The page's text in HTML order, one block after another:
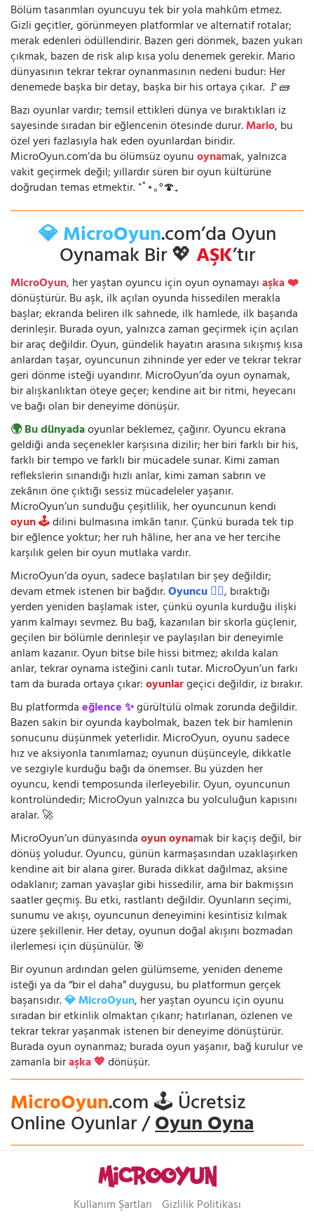
Bölüm tasarımları oyuncuyu tek bir yola mahkûm etmez.
Gizli geçitler, görünmeyen platformlar ve alternatif rotalar;
merak edenleri ödüllendirir. Bazen geri dönmek, bazen yukarı
çıkmak, bazen de risk alıp kısa yolu denemek gerekir. Mario
dünyasının tekrar tekrar oynanmasının nedeni budur: Her
denemede başka bir detay, başka bir his ortaya çıkar. 🚩🧱
Bazı oyunlar vardır; temsil ettikleri dünya ve bıraktıkları iz
sayesinde sıradan bir eğlencenin ötesinde durur.Mario, bu
özel yeri fazlasıyla hak eden oyunlardan biridir.
MicroOyun.com’da bu ölümsüz oyunuoynamak, yalnızca
vakit geçirmek değil; yıllardır süren bir oyun kültürüne
doğrudan temas etmektir. ⁺˚⋆｡°🍄₊
💎 MicroOyun.com’da Oyun
Oynamak Bir 💖AŞK’tır
MicroOyun, her yaştan oyuncu için oyun oynamayıaşka ❤️
dönüştürür. Bu aşk, ilk açılan oyunda hissedilen merakla
başlar; ekranda beliren ilk sahnede, ilk hamlede, ilk başarıda
derinleşir. Burada oyun, yalnızca zaman geçirmek için açılan
bir araç değildir. Oyun, gündelik hayatın arasına sıkışmış kısa
anlardan taşar, oyuncunun zihninde yer eder ve tekrar tekrar
geri dönme isteği uyandırır. MicroOyun’da oyun oynamak,
bir alışkanlıktan öteye geçer; kendine ait bir ritmi, heyecanı
ve bağı olan bir deneyime dönüşür.
🌍 Bu dünyadaoyunlar beklemez, çağırır. Oyuncu ekrana
geldiği anda seçenekler karşısına dizilir; her biri farklı bir his,
farklı bir tempo ve farklı bir mücadele sunar. Kimi zaman
reflekslerin sınandığı hızlı anlar, kimi zaman sabrın ve
zekânın öne çıktığı sessiz mücadeleler yaşanır.
MicroOyun’un sunduğu çeşitlilik, her oyuncunun kendi
oyun 🕹️dilini bulmasına imkân tanır. Çünkü burada tek tip
bir eğlence yoktur; her ruh hâline, her ana ve her tercihe
karşılık gelen bir oyun mutlaka vardır.
MicroOyun’da oyun, sadece başlatılan bir şey değildir;
devam etmek istenen bir bağdır.Oyuncu 🧍‍♂️, bıraktığı
yerden yeniden başlamak ister, çünkü oyunla kurduğu ilişki
yarım kalmayı sevmez. Bu bağ, kazanılan bir skorla güçlenir,
geçilen bir bölümle derinleşir ve paylaşılan bir deneyimle
anlam kazanır. Oyun bitse bile hissi bitmez; akılda kalan
anlar, tekrar oynama isteğini canlı tutar. MicroOyun’un farkı
tam da burada ortaya çıkar:oyunlargeçici değildir, iz bırakır.
Bu platformdaeğlence ✨gürültülü olmak zorunda değildir.
Bazen sakin bir oyunda kaybolmak, bazen tek bir hamlenin
sonucunu düşünmek yeterlidir. MicroOyun, oyunu sadece
hız ve aksiyonla tanımlamaz; oyunun düşünceyle, dikkatle
ve sezgiyle kurduğu bağı da önemser. Bu yüzden her
oyuncu, kendi temposunda ilerleyebilir. Oyun, oyuncunun
kontrolündedir; MicroOyun yalnızca bu yolculuğun kapısını
aralar. 🚀
MicroOyun’un dünyasındaoyun oynamak bir kaçış değil, bir
dönüş yoludur. Oyuncu, günün karmaşasından uzaklaşırken
kendine ait bir alana girer. Burada dikkat dağılmaz, aksine
odaklanır; zaman yavaşlar gibi hissedilir, ama bir bakmışsın
saatler geçmiş. Bu etki, rastlantı değildir. Oyunların seçimi,
sunumu ve akışı, oyuncunun deneyimini kesintisiz kılmak
üzere şekillenir. Her detay, oyunun doğal akışını bozmadan
ilerlemesi için düşünülür. 🎯
Bir oyunun ardından gelen gülümseme, yeniden deneme
isteği ya da “bir el daha” duygusu, bu platformun gerçek
başarısıdır.💎 MicroOyun, her yaştan oyuncu için oyunu
sıradan bir etkinlik olmaktan çıkarır; hatırlanan, özlenen ve
tekrar tekrar yaşanmak istenen bir deneyime dönüştürür.
Burada oyun oynanmaz; burada oyun yaşanır, bağ kurulur ve
zamanla biraşka 💖dönüşür.
MicroOyun.com 🕹️ Ücretsiz
Online Oyunlar /Oyun Oyna
Kullanım Şartları Gizlilik Politikası